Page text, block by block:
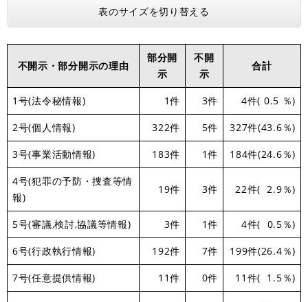
表のサイズを切り替える
不開示・部分開示の理由
部分開
示
不開
示
合計
1号(法令秘情報) 1件 3件 4件( 0.5 ％)
2号(個人情報) 322件 5件 327件(43.6％)
3号(事業活動情報) 183件 1件 184件(24.6％)
4号(犯罪の予防・捜査等情
報)
19件 3件 22件( 2.9％)
5号(審議,検討,協議等情報) 3件 1件 4件( 0.5％)
6号(行政執行情報) 192件 7件 199件(26.4％)
7号(任意提供情報) 11件 0件 11件( 1.5％)